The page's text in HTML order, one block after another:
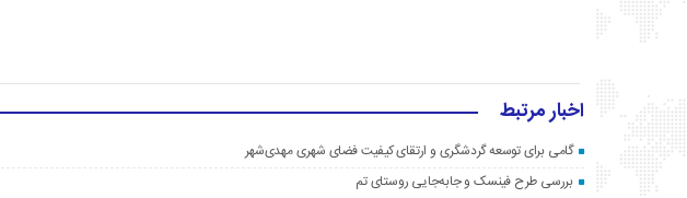
اخبار مرتبط
گامی برای توسعه گردشگری و ارتقای کیفیت فضای شهری مهدی‌شهر
بررسی طرح فینسک و جابه‌جایی روستای تم